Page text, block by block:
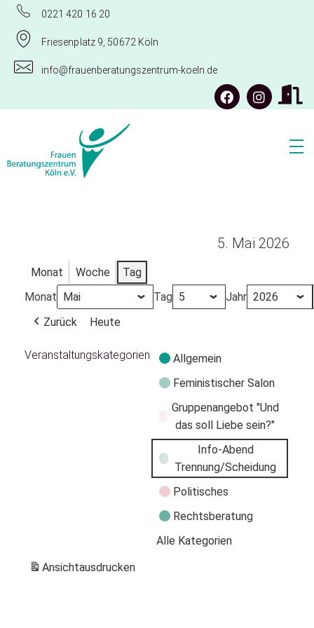
0221 420 16 20
Friesenplatz 9, 50672 Köln
info@frauenberatungszentrum-koeln.de
5. Mai 2026
Monat Woche
Tag
Monat
Tag
Jahr
Zurück
Heute
Veranstaltungskategorien
Allgemein
Feministischer Salon
Gruppenangebot "Und
das soll Liebe sein?"
Info-Abend
Trennung/Scheidung
Politisches
Rechtsberatung
Alle Kategorien
Ansichtausdrucken